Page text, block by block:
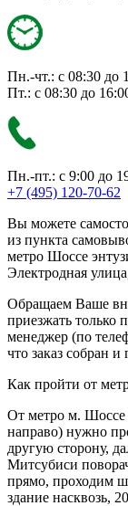
Пн.-чт.: с 08:30 до
Пт.: с 08:30 до
Пн.-пт.: с 9:00 до
+7 (495) 120-70-62
Вы можете
из пункта
метро Шоссе
Электродная
Обращаем Ваше
приезжать только
менеджер (по
что заказ собран и
Как пройти от
От метро м. Шоссе
направо) нужно
другую сторону,
Митсубиси
прямо, проходим
здание насквозь,